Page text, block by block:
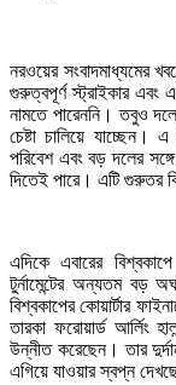
নরওয়ের সংবাদমাধ্যমের
গুরুত্বপূর্ণ স্ট্রাইকার এবং
নামতে পারেননি। তবুও
চেষ্টা চালিয়ে যাচ্ছেন।
পরিবেশ এবং বড় দলের
দিতেই পারে। এটি গুরুতর
এদিকে এবারের
টুর্নামেন্টের অন্যতম বড়
বিশ্বকাপের কোয়ার্টার
তারকা ফরোয়ার্ড আর্লিং
উন্নীত করেছেন। তার
এগিয়ে যাওয়ার স্বপ্ন